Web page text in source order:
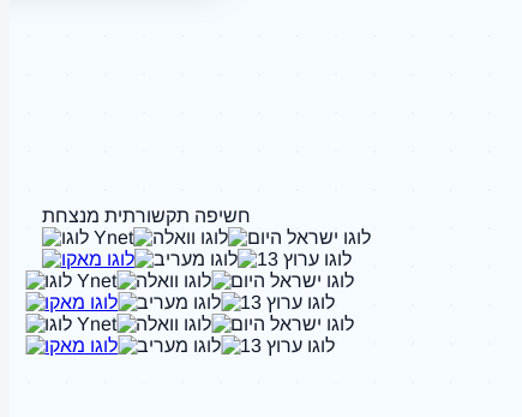
חשיפה תקשורתית מנצחת